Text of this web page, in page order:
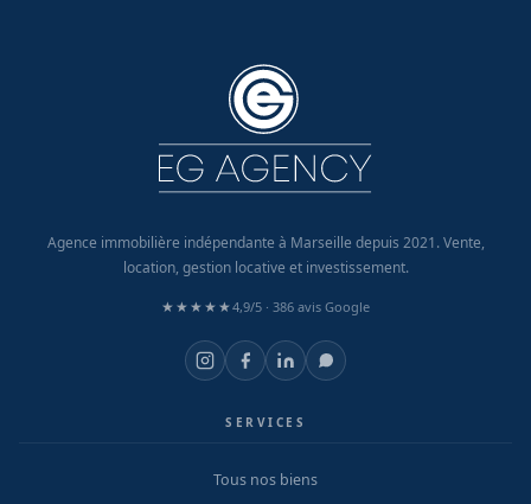
Agence immobilière indépendante à Marseille depuis 2021. Vente,
location, gestion locative et investissement.
★★★★★4,9/5 · 386 avis Google
SERVICES
Tous nos biens